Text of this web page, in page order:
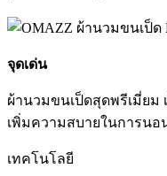
จุดเด่น
ผ้านวมขนเป็ดสุดพรีเมี่ย
เพิ่มความสบายในการนอ
เทคโนโลยี